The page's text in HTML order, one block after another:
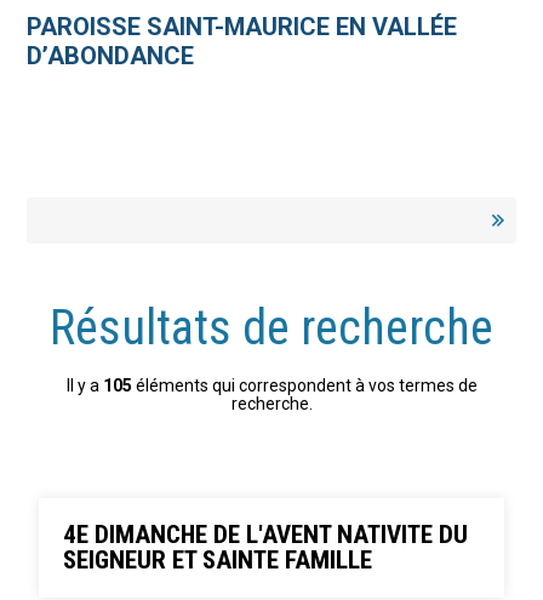
contenu.
personnelsPAROISSE SAINT-MAURICE EN VALLÉE
D’ABONDANCE
Résultats de recherche
Il y a 105 éléments qui correspondent à vos termes de
recherche.
4E DIMANCHE DE L'AVENT NATIVITE DU
SEIGNEUR ET SAINTE FAMILLE